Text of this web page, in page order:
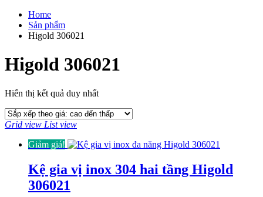
Home
Sản phẩm
Higold 306021
Higold 306021
Hiển thị kết quả duy nhất
Grid view List view
Giảm giá!
Kệ gia vị inox 304 hai tầng Higold
306021